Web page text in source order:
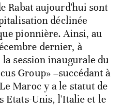
Rabat aujourd'hui sont
déclinée
pionnière. Ainsi, au
dernier, à
session inaugurale du
Group» –succédant à
Maroc y a le statut de
Etats-Unis, l'Italie et le